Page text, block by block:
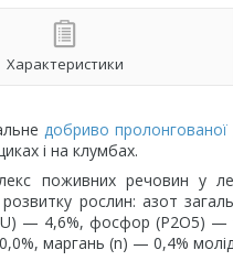
Характеристики
добриво пролонгованої
і на клумбах.
поживних речовин у
розвитку рослин: азот
— 4,6%, фосфор (P2O5) —
маргань (n) — 0,4%